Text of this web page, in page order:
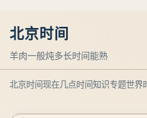
北京时间
羊肉一般炖多长时间能熟
北京时间现在几点时间知识专题世界